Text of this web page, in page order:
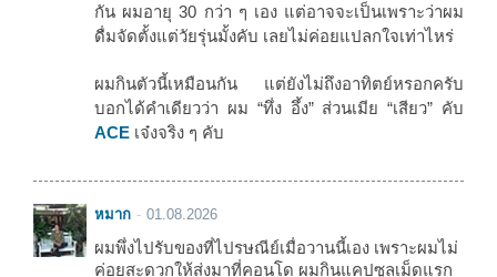
กัน ผมอายุ 30 กว่า ๆ เอง แต่อาจจะเป็นเพราะว่าผม
ดื่มจัดตั้งแต่วัยรุ่นมั้งคับ เลยไม่ค่อยแปลกใจเท่าไหร่
ผมกินตัวนี้เหมือนกัน แต่ยังไม่ถึงอาทิตย์หรอกครับ
บอกได้คำเดียวว่า ผม “ทึ่ง อึ้ง” ส่วนเมีย “เสียว” คับ
ACE เจ๋งจริง ๆ คับ
หมาก 01.08.2026
ผมพึ่งไปรับของที่ไปรษณีย์เมื่อวานนี้เอง เพราะผมไม่
ค่อยสะดวกให้ส่งมาที่คอนโด ผมกินแคปซูลเม็ดแรก